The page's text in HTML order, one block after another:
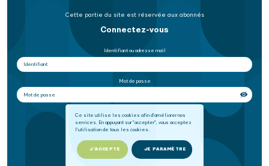
Ce site utilise les cookies afin d'améliorer nos
services. En appuyant sur "accepter", vous acceptez
l'utilisation de tous les cookies.
J'ACCEPTE JE PARAMÈTRE
Cette partie du site est réservée aux abonnés
Connectez-vous
Identifiant ou adresse mail
Mot de passe
Mot de passe oublié